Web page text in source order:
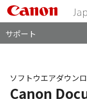
サポート
Canon
ソフトウエアダウン